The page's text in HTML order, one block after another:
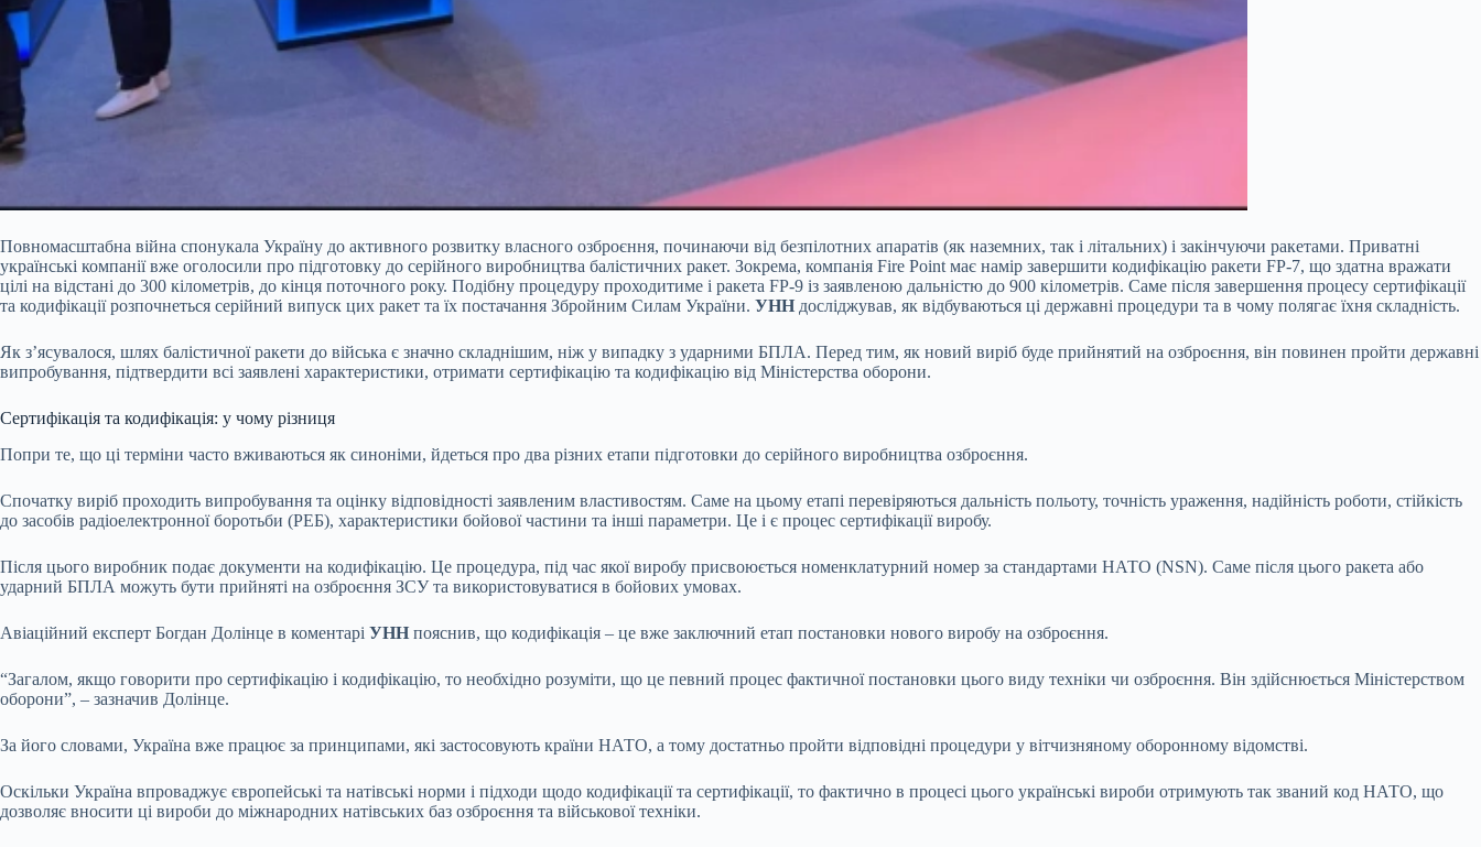
Повномасштабна війна спонукала Україну до активного розвитку власного озброєння, починаючи від безпілотних апаратів (як наземних, так і літальних) і закінчуючи ракетами. Приватні
українські компанії вже оголосили про підготовку до серійного виробництва балістичних ракет. Зокрема, компанія Fire Point має намір завершити кодифікацію ракети FP-7, що здатна вражати
цілі на відстані до 300 кілометрів, до кінця поточного року. Подібну процедуру проходитиме і ракета FP-9 із заявленою дальністю до 900 кілометрів. Саме після завершення процесу сертифікації
та кодифікації розпочнеться серійний випуск цих ракет та їх постачання Збройним Силам України. УНН досліджував, як відбуваються ці державні процедури та в чому полягає їхня складність.
Як з’ясувалося, шлях балістичної ракети до війська є значно складнішим, ніж у випадку з ударними БПЛА. Перед тим, як новий виріб буде прийнятий на озброєння, він повинен пройти державні
випробування, підтвердити всі заявлені характеристики, отримати сертифікацію та кодифікацію від Міністерства оборони.
Сертифікація та кодифікація: у чому різниця
Попри те, що ці терміни часто вживаються як синоніми, йдеться про два різних етапи підготовки до серійного виробництва озброєння.
Спочатку виріб проходить випробування та оцінку відповідності заявленим властивостям. Саме на цьому етапі перевіряються дальність польоту, точність ураження, надійність роботи, стійкість
до засобів радіоелектронної боротьби (РЕБ), характеристики бойової частини та інші параметри. Це і є процес сертифікації виробу.
Після цього виробник подає документи на кодифікацію. Це процедура, під час якої виробу присвоюється номенклатурний номер за стандартами НАТО (NSN). Саме після цього ракета або
ударний БПЛА можуть бути прийняті на озброєння ЗСУ та використовуватися в бойових умовах.
Авіаційний експерт Богдан Долінце в коментарі УНН пояснив, що кодифікація – це вже заключний етап постановки нового виробу на озброєння.
“Загалом, якщо говорити про сертифікацію і кодифікацію, то необхідно розуміти, що це певний процес фактичної постановки цього виду техніки чи озброєння. Він здійснюється Міністерством
оборони”, – зазначив Долінце.
За його словами, Україна вже працює за принципами, які застосовують країни НАТО, а тому достатньо пройти відповідні процедури у вітчизняному оборонному відомстві.
Оскільки Україна впроваджує європейські та натівські норми і підходи щодо кодифікації та сертифікації, то фактично в процесі цього українські вироби отримують так званий код НАТО, що
дозволяє вносити ці вироби до міжнародних натівських баз озброєння та військової техніки.